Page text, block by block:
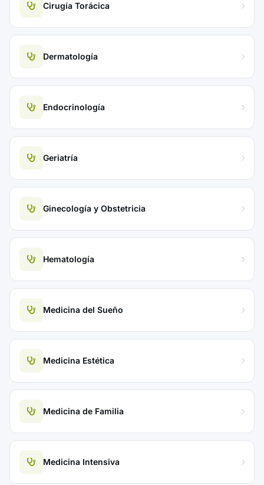
Cirugía Torácica
Dermatología
Endocrinología
Geriatría
Ginecología y Obstetricia
Hematología
Medicina del Sueño
Medicina Estética
Medicina de Familia
Medicina Intensiva